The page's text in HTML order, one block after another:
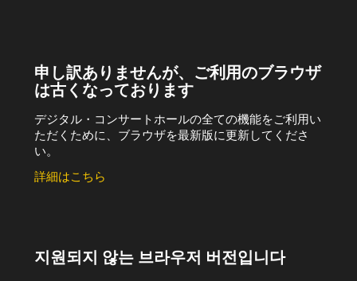
申し訳ありませんが、ご利用のブラウザ
は古くなっております
デジタル・コンサートホールの全ての機能をご利用い
ただくために、ブラウザを最新版に更新してくださ
い。
詳細はこちら
지원되지 않는 브라우저 버전입니다